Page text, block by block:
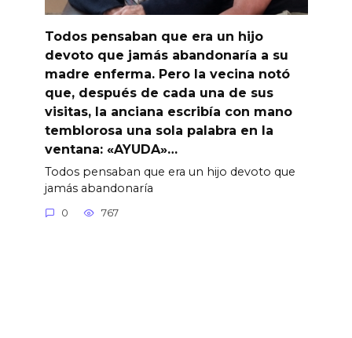
Todos pensaban que era un hijo
devoto que jamás abandonaría a su
madre enferma. Pero la vecina notó
que, después de cada una de sus
visitas, la anciana escribía con mano
temblorosa una sola palabra en la
ventana: «AYUDA»…
Todos pensaban que era un hijo devoto que
jamás abandonaría
0 767